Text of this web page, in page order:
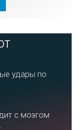
удары по
с мозгом